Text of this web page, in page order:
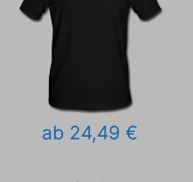
ab 24,49 €